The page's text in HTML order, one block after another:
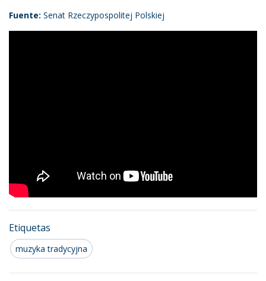
Fuente: Senat Rzeczypospolitej Polskiej
Etiquetas
muzyka tradycyjna